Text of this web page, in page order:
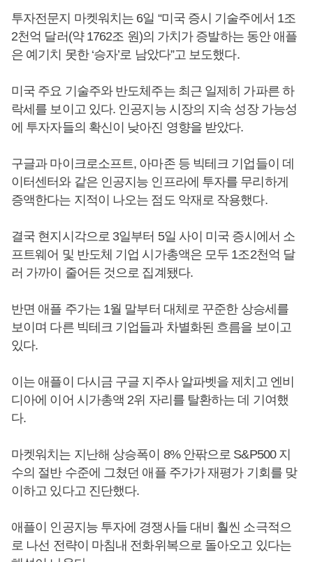
투자전문지 마켓워치는 6일 “미국 증시 기술주에서 1조
2천억 달러(약 1762조 원)의 가치가 증발하는 동안 애플
은 예기치 못한 ‘승자’로 남았다”고 보도했다.
미국 주요 기술주와 반도체주는 최근 일제히 가파른 하
락세를 보이고 있다. 인공지능 시장의 지속 성장 가능성
에 투자자들의 확신이 낮아진 영향을 받았다.
구글과 마이크로소프트, 아마존 등 빅테크 기업들이 데
이터센터와 같은 인공지능 인프라에 투자를 무리하게
증액한다는 지적이 나오는 점도 악재로 작용했다.
결국 현지시각으로 3일부터 5일 사이 미국 증시에서 소
프트웨어 및 반도체 기업 시가총액은 모두 1조2천억 달
러 가까이 줄어든 것으로 집계됐다.
반면 애플 주가는 1월 말부터 대체로 꾸준한 상승세를
보이며 다른 빅테크 기업들과 차별화된 흐름을 보이고
있다.
이는 애플이 다시금 구글 지주사 알파벳을 제치고 엔비
디아에 이어 시가총액 2위 자리를 탈환하는 데 기여했
다.
마켓워치는 지난해 상승폭이 8% 안팎으로 S&P500 지
수의 절반 수준에 그쳤던 애플 주가가 재평가 기회를 맞
이하고 있다고 진단했다.
애플이 인공지능 투자에 경쟁사들 대비 훨씬 소극적으
로 나선 전략이 마침내 전화위복으로 돌아오고 있다는